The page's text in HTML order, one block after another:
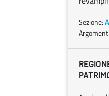
Sezione: